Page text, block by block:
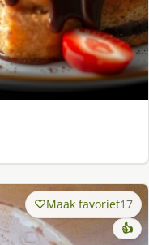
Maak favoriet17
👍